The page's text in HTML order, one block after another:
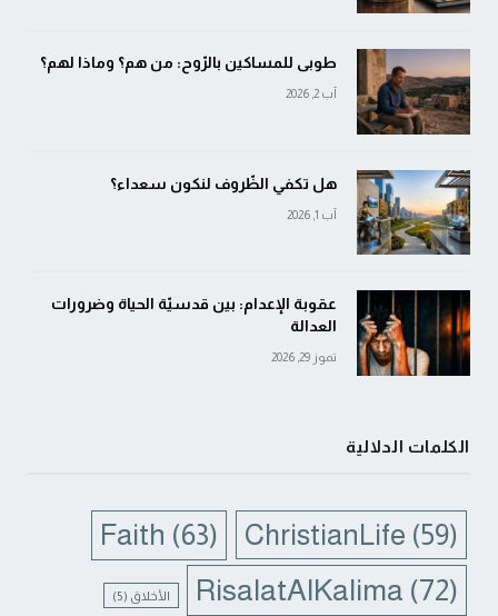
طوبى للمساكين بالرّوح: من هم؟ وماذا لهم؟
آب 2, 2026
هل تكفي الظّروف لنكون سعداء؟
آب 1, 2026
عقوبة الإعدام: بين قدسيّة الحياة وضرورات
العدالة
تموز 29, 2026
الكلمات الدلالية
ChristianLife (59)
Faith (63)
RisalatAlKalima (72) الأخلاق (5)